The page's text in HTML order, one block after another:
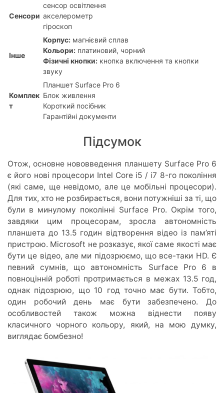
Сенсори
сенсор освітлення
акселерометр
гіроскоп
Інше
Корпус: магнієвий сплав
Кольори: платиновий, чорний
Фізичні кнопки: кнопка включення та кнопки
звуку
Комплек
т
Планшет Surface Pro 6
Блок живлення
Короткий посібник
Гарантійні документи
Підсумок
Отож, основне нововведення планшету Surface Pro 6
є його нові процесори Intel Core i5 / i7 8-го покоління
(які саме, ще невідомо, але це мобільні процесори).
Для тих, хто не розбирається, вони потужніші за ті, що
були в минулому поколінні Surface Pro. Окрім того,
завдяки цим процесорам, зросла автономність
планшета до 13.5 годин відтворення відео із пам’яті
пристрою. Microsoft не розказує, якої саме якості має
бути це відео, але ми підозрюємо, що все-таки HD. Є
певний сумнів, що автономність Surface Pro 6 в
повноцінній роботі протримається в межах 13.5 год,
однак підозрюю, що 10 год точно має бути. Тобто,
один робочий день має бути забезпечено. До
особливостей також можна віднести появу
класичного чорного кольору, який, на мою думку,
виглядає бомбезно!